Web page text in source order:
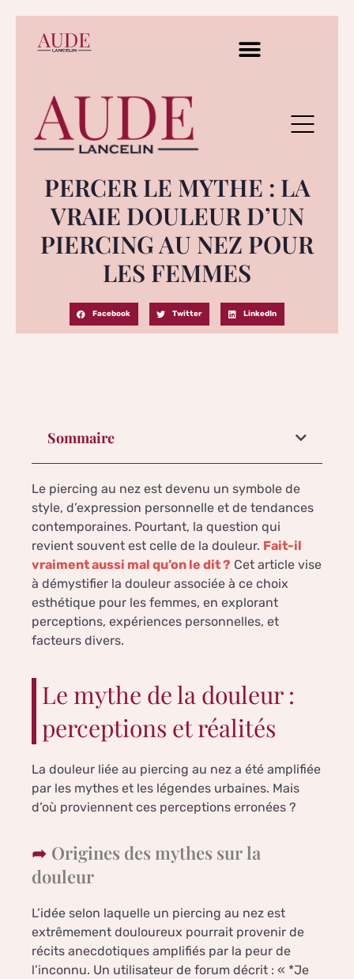
PERCER LE MYTHE : LA
VRAIE DOULEUR D’UN
PIERCING AU NEZ POUR
LES FEMMES
Facebook Twitter LinkedIn
Sommaire
Le piercing au nez est devenu un symbole de
style, d’expression personnelle et de tendances
contemporaines. Pourtant, la question qui
revient souvent est celle de la douleur. Fait-il
vraiment aussi mal qu’on le dit ? Cet article vise
à démystifier la douleur associée à ce choix
esthétique pour les femmes, en explorant
perceptions, expériences personnelles, et
facteurs divers.
Le mythe de la douleur :
perceptions et réalités
La douleur liée au piercing au nez a été amplifiée
par les mythes et les légendes urbaines. Mais
d’où proviennent ces perceptions erronées ?
Origines des mythes sur la
douleur
L’idée selon laquelle un piercing au nez est
extrêmement douloureux pourrait provenir de
récits anecdotiques amplifiés par la peur de
l’inconnu. Un utilisateur de forum décrit : « *Je